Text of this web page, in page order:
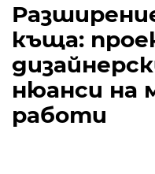
къща:
нюанси
работи